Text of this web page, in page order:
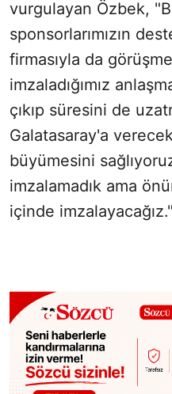
vurgulayan Özbek,
sponsorlarımızın
firmasıyla da
imzaladığımız
çıkıp süresini de
Galatasaray'a
büyümesini
imzalamadık ama
içinde